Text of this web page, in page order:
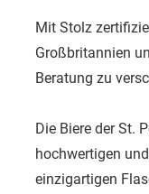
Mit Stolz
Großbritannien
Beratung zu
Die Biere der St.
hochwertigen
einzigartigen